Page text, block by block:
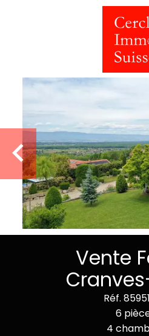
Vente
Réf.
6
4